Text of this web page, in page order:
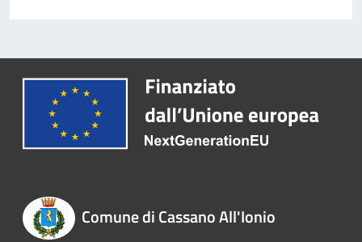
Comune di Cassano All'Ionio